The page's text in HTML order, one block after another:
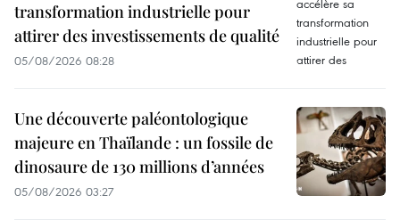
transformation industrielle pour
attirer des investissements de qualité
05/08/2026 08:28
Une découverte paléontologique
majeure en Thaïlande : un fossile de
dinosaure de 130 millions d’années
05/08/2026 03:27